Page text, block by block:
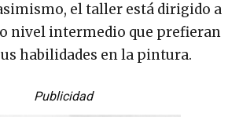
el taller está dirigido a
nivel intermedio que prefieran
habilidades en la pintura.
Publicidad